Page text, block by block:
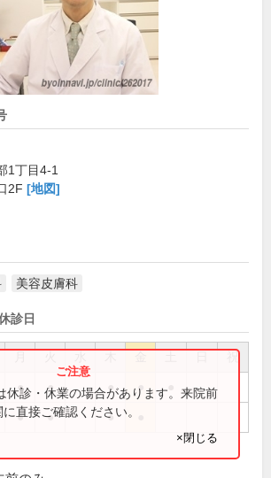
1丁目4-1
2F [地図]
美容皮膚科
診日
祝
● ● ● ●
● ● ●
休診・休業の場合があります。来院前
直接ご確認ください。
×閉じる